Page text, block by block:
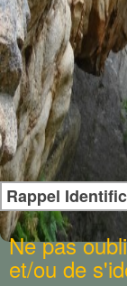
Rappel
Ne pas
et/ou de